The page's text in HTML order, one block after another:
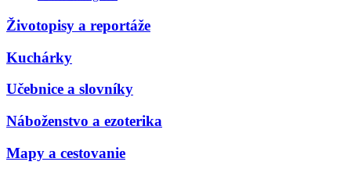
Životopisy a reportáže
Kuchárky
Učebnice a slovníky
Náboženstvo a ezoterika
Mapy a cestovanie